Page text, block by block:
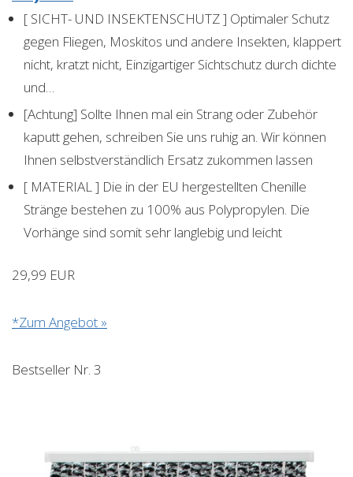
[ SICHT- UND INSEKTENSCHUTZ ] Optimaler Schutz
gegen Fliegen, Moskitos und andere Insekten, klappert
nicht, kratzt nicht, Einzigartiger Sichtschutz durch dichte
und…
[Achtung] Sollte Ihnen mal ein Strang oder Zubehör
kaputt gehen, schreiben Sie uns ruhig an. Wir können
Ihnen selbstverständlich Ersatz zukommen lassen
[ MATERIAL ] Die in der EU hergestellten Chenille
Stränge bestehen zu 100% aus Polypropylen. Die
Vorhänge sind somit sehr langlebig und leicht
29,99 EUR
*Zum Angebot »
Bestseller Nr. 3